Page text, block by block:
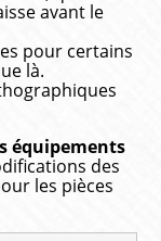
avant le
pour certains
là.
équipements
des
les pièces